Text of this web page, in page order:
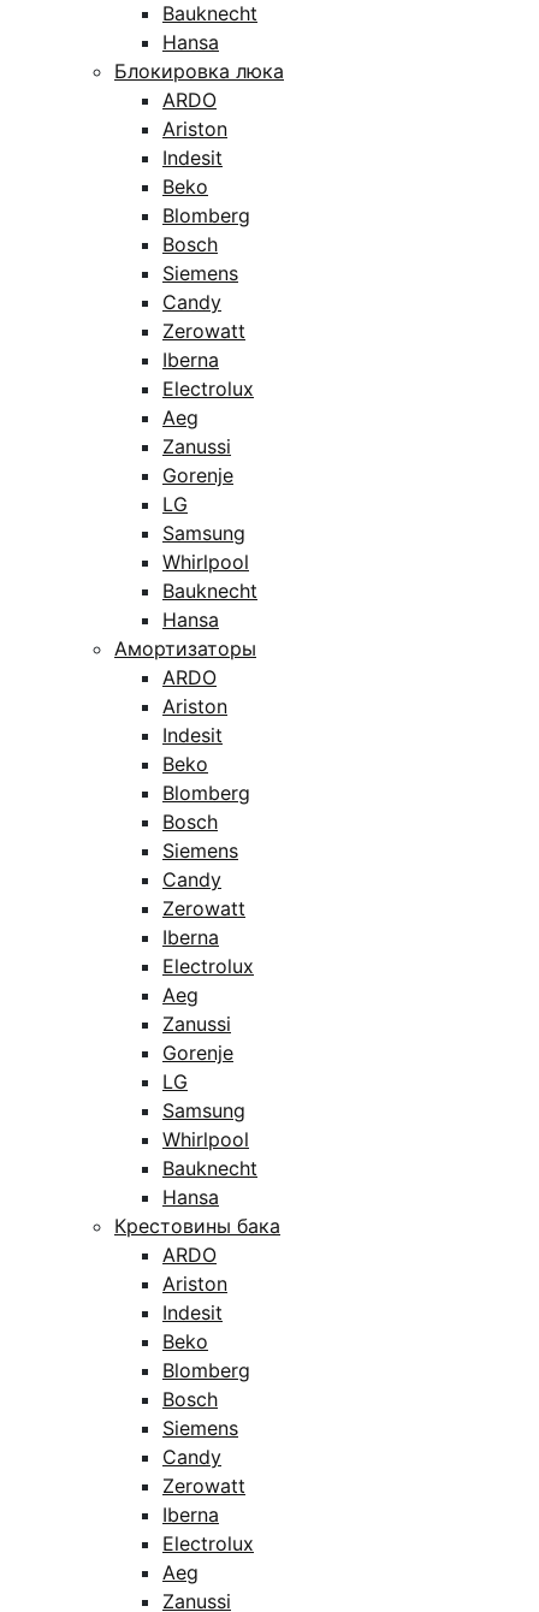
Bauknecht
Hansa
Блокировка люка
ARDO
Ariston
Indesit
Beko
Blomberg
Bosch
Siemens
Candy
Zerowatt
Iberna
Electrolux
Aeg
Zanussi
Gorenje
LG
Samsung
Whirlpool
Bauknecht
Hansa
Амортизаторы
ARDO
Ariston
Indesit
Beko
Blomberg
Bosch
Siemens
Candy
Zerowatt
Iberna
Electrolux
Aeg
Zanussi
Gorenje
LG
Samsung
Whirlpool
Bauknecht
Hansa
Крестовины бака
ARDO
Ariston
Indesit
Beko
Blomberg
Bosch
Siemens
Candy
Zerowatt
Iberna
Electrolux
Aeg
Zanussi